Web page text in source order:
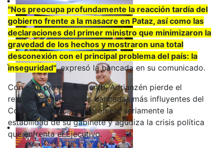
"Nos preocupa profundamente la reacción tardía del
gobierno frente a la masacre en Pataz, así como las
declaraciones del primer ministro que minimizaron la
gravedad de los hechos y mostraron una total
desconexión con el principal problema del país: la
inseguridad", expresó la bancada en su comunicado.
Con este pronunciamiento, Adrianzén pierde el
respaldo de una de las bancadas más influyentes del
Congreso, lo que compromete seriamente la
estabilidad de su gabinete y agudiza la crisis política
que enfrenta el Ejecutivo.